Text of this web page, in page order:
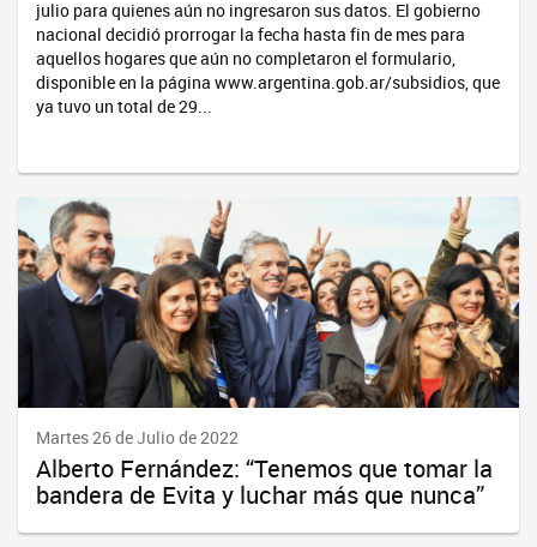
julio para quienes aún no ingresaron sus datos. El gobierno
nacional decidió prorrogar la fecha hasta fin de mes para
aquellos hogares que aún no completaron el formulario,
disponible en la página www.argentina.gob.ar/subsidios, que
ya tuvo un total de 29...
Martes 26 de Julio de 2022
Alberto Fernández: “Tenemos que tomar la
bandera de Evita y luchar más que nunca”